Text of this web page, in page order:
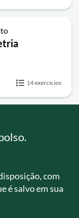
14 exercícios
com
é salvo em sua